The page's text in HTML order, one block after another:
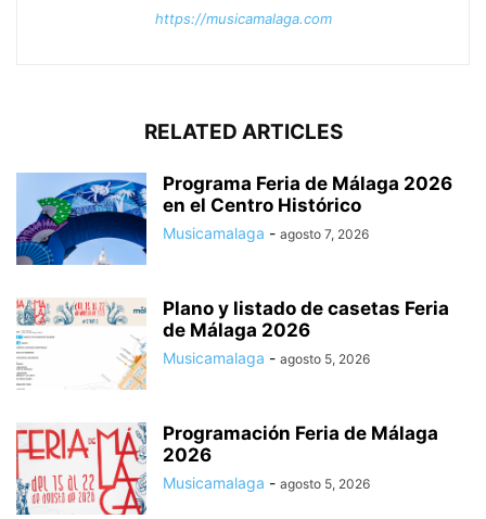
https://musicamalaga.com
RELATED ARTICLES
Programa Feria de Málaga 2026
en el Centro Histórico
Musicamalaga - agosto 7, 2026
Plano y listado de casetas Feria
de Málaga 2026
Musicamalaga - agosto 5, 2026
Programación Feria de Málaga
2026
Musicamalaga - agosto 5, 2026